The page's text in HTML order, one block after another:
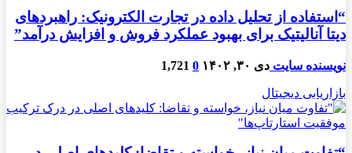
“استفاده از تحلیل داده در تجارت الکترونیک: راهبردهای
دیتا آنالیتیک برای بهبود عملکرد فروش و افزایش درآمد”
نویسنده سایت دی ۳۰, ۱۴۰۲ 0
1,721
بازاریابی دیجیتال